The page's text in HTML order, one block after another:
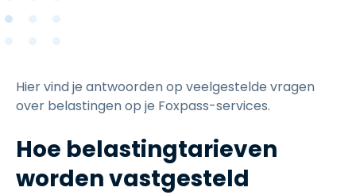
Hier vind je antwoorden op veelgestelde vragen
over belastingen op je Foxpass-services.
Hoe belastingtarieven
worden vastgesteld